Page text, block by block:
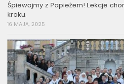
Śpiewajmy z Papieżem! Lekcje
kroku.
16 MAJA, 2025